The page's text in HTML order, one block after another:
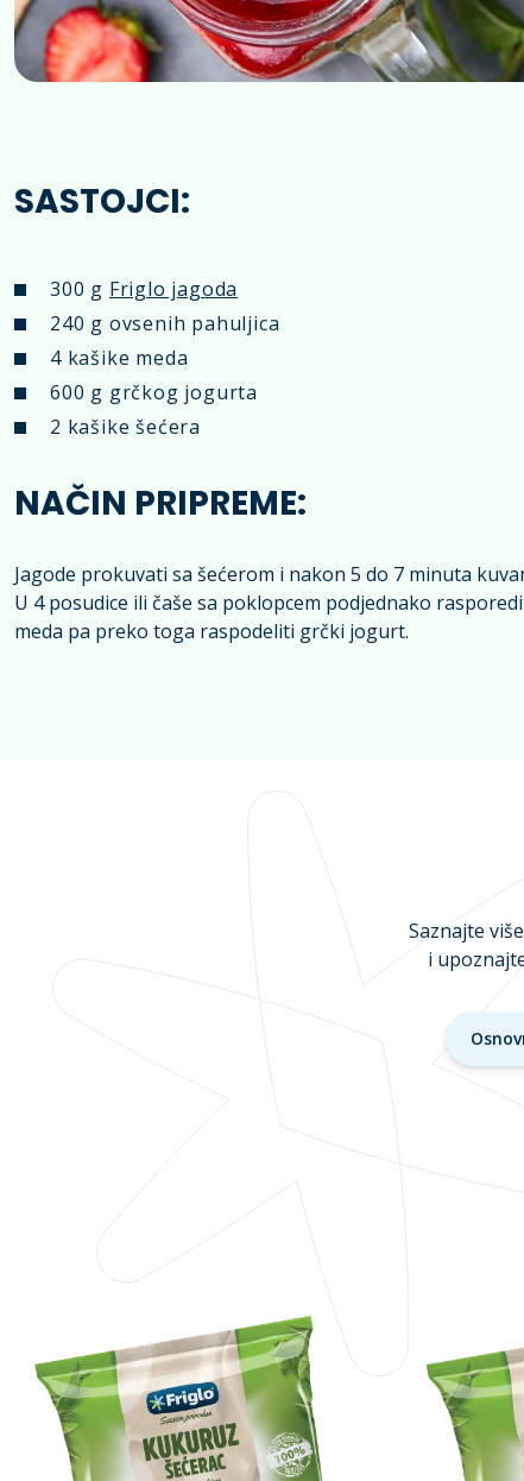
SASTOJCI:
300 g Friglo jagoda
240 g ovsenih pahuljica
4 kašike meda
600 g grčkog jogurta
2 kašike šećera
NAČIN PRIPREME:
Jagode prokuvati sa šećerom i nakon 5 do 7 minuta
U 4 posudice ili čaše sa poklopcem podjednako
meda pa preko toga raspodeliti grčki jogurt.
Saznajte
i